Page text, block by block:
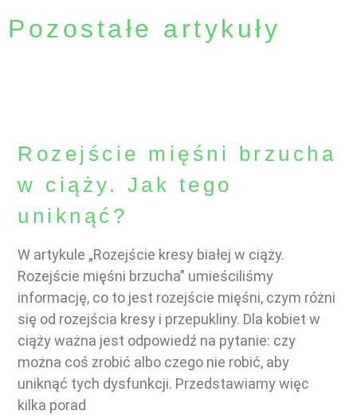
Pozostałe artykuły
Rozejście mięśni brzucha
w ciąży. Jak tego
uniknąć?
W artykule „Rozejście kresy białej w ciąży.
Rozejście mięśni brzucha” umieściliśmy
informację, co to jest rozejście mięśni, czym różni
się od rozejścia kresy i przepukliny. Dla kobiet w
ciąży ważna jest odpowiedź na pytanie: czy
można coś zrobić albo czego nie robić, aby
uniknąć tych dysfunkcji. Przedstawiamy więc
kilka porad